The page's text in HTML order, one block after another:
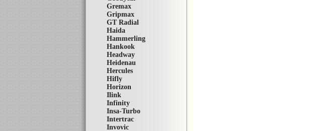
Gremax
Gripmax
GT Radial
Haida
Hammerling
Hankook
Headway
Heidenau
Hercules
Hifly
Horizon
Ilink
Infinity
Insa-Turbo
Intertrac
Invovic